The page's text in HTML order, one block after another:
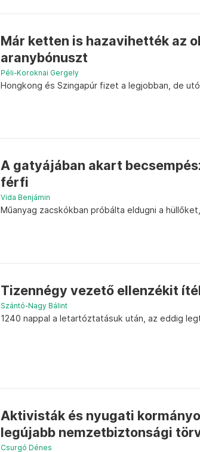
Már ketten is hazavihették az
aranybónuszt
Péli-Koroknai Gergely
Hongkong és Szingapúr fizet a legjobban, de
A gatyájában akart
férfi
Vida Benjámin
Műanyag zacskókban próbálta eldugni a
Tizennégy vezető ellenzékit
Szántó-Nagy Bálint
1240 nappal a letartóztatásuk után, az eddig
Aktivisták és nyugati
legújabb nemzetbiztonsági
Csurgó Dénes